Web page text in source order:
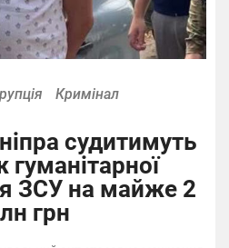
Кримінал
судитимуть
ЗСУ на майже 2
грн